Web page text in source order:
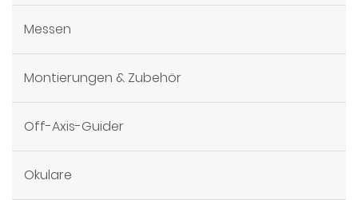
Messen
Montierungen & Zubehör
Off-Axis-Guider
Okulare